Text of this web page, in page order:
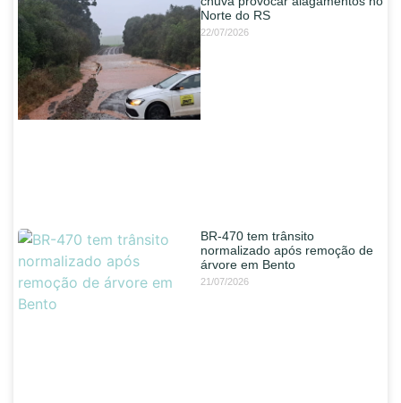
Norte do RS
22/07/2026
BR-470 tem trânsito
normalizado após remoção de
árvore em Bento
21/07/2026